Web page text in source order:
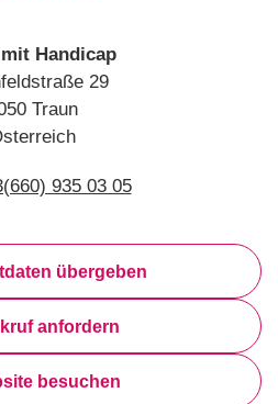
Handicap
29
Traun
935 03 05
übergeben
anfordern
besuchen